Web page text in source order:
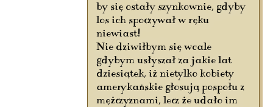
by się ostały szynkownie, gdyby
los ich spoczywał w ręku
niewiast!
Nie dziwiłbym się wcale
gdybym usłyszał za jakie lat
dziesiątek, iż nietylko kobiety
amerykańskie głosują pospołu z
mężczyznami, lecz że udało im